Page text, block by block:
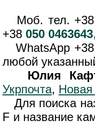
Моб. тел.
+38 050 0463643
WhatsApp
любой
Юлия
Укрпочта, Новая
Для поиска
F и название